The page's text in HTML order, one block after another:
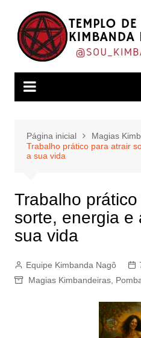
conteúdo
Página inicial
Magias
Trabalho prático para atrair
a sua vida
Trabalho
sorte, energia e
sua vida
Equipe Kimbanda Nagô
Magias Kimbandeiras,